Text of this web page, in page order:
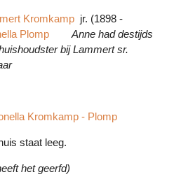
Kromkamp jr. (1898 -
Plomp
Anne had destijds
bij Lammert sr.
Kromkamp - Plomp
staat leeg.
heeft het geerfd)